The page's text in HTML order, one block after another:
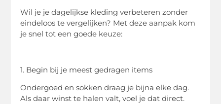
Wil je je dagelijkse kleding verbeteren zonder
eindeloos te vergelijken? Met deze aanpak kom
je snel tot een goede keuze:
1. Begin bij je meest gedragen items
Ondergoed en sokken draag je bijna elke dag.
Als daar winst te halen valt, voel je dat direct.